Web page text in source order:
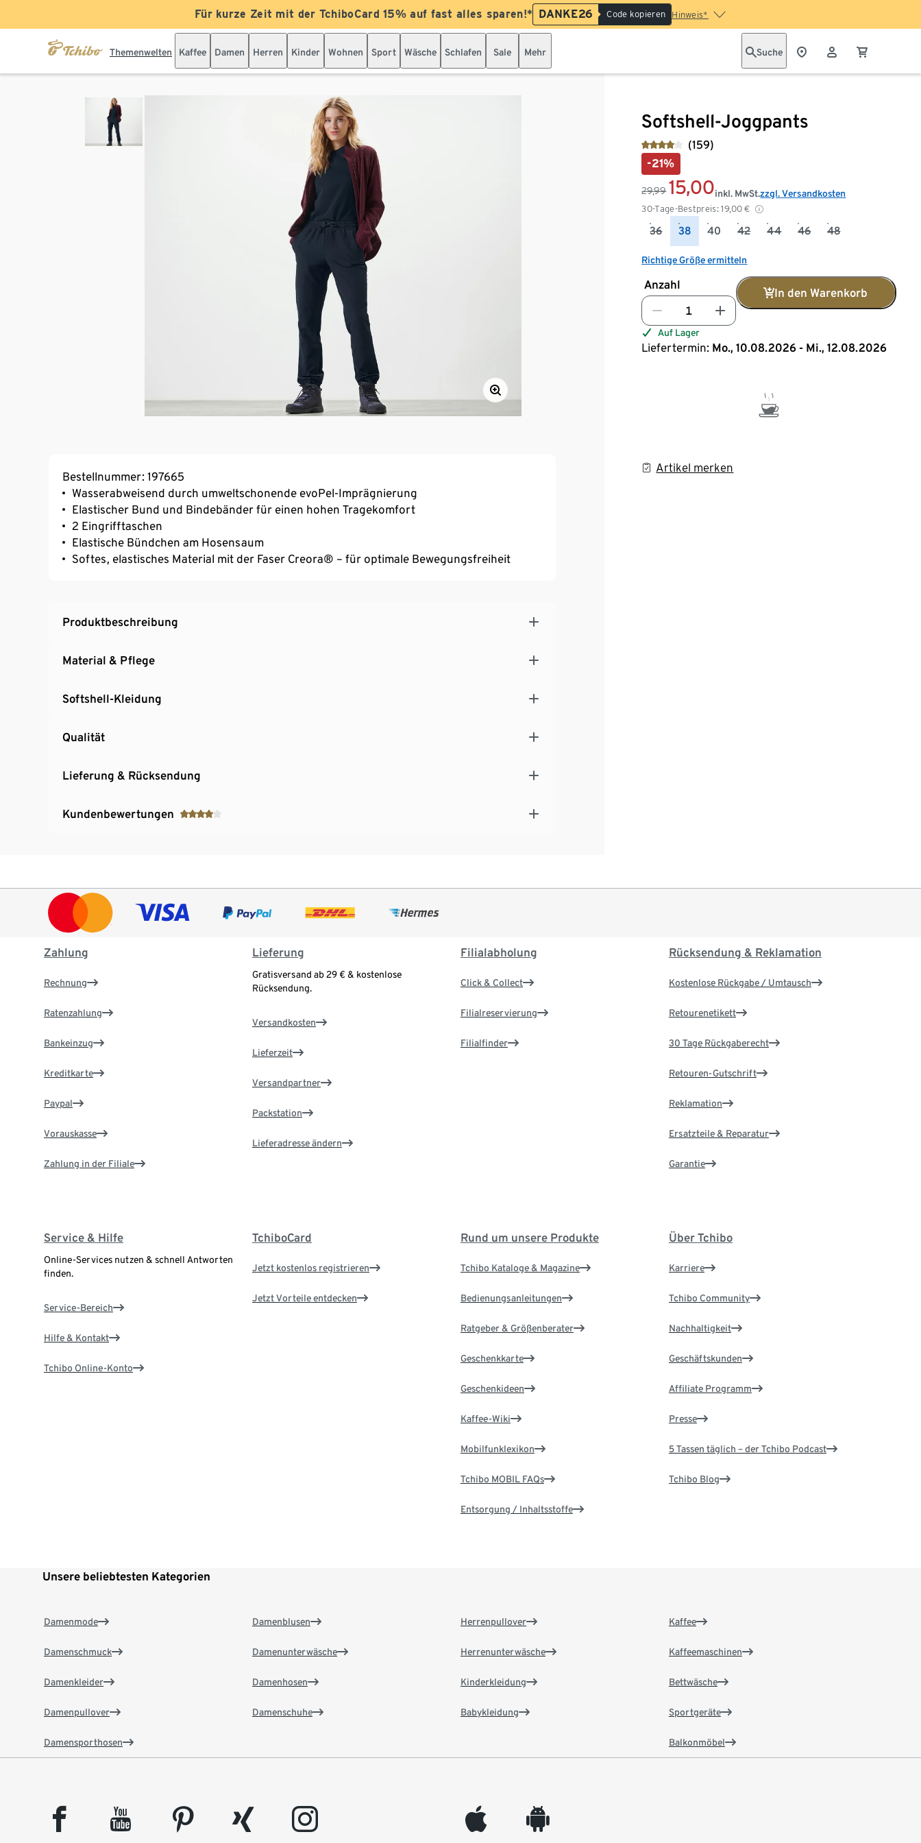
Für kurze Zeit mit der TchiboCard 15% auf fast alles sparen!* DANKE26 Code kopieren Hinweis*
Themenwelten Kaffee Damen Herren Kinder Wohnen Sport Wäsche Schlafen Sale Mehr Suche
Softshell-Joggpants
(159)
-21%
29,99 15,00
30-Tage-Bestpreis: 19,00 €
inkl. MwSt.zzgl. Versandkosten
36 38 40 42 44 46 48
Richtige Größe ermitteln
Anzahl
In den Warenkorb
Auf Lager
Liefertermin: Mo., 10.08.2026 - Mi., 12.08.2026
Artikel merken
Bestellnummer: 197665
Wasserabweisend durch umweltschonende evoPel-Imprägnierung
Elastischer Bund und Bindebänder für einen hohen Tragekomfort
2 Eingrifftaschen
Elastische Bündchen am Hosensaum
Softes, elastisches Material mit der Faser Creora® – für optimale Bewegungsfreiheit
Produktbeschreibung
Material & Pflege
Softshell-Kleidung
Qualität
Lieferung & Rücksendung
Kundenbewertungen
Zahlung
Rechnung
Ratenzahlung
Bankeinzug
Kreditkarte
Paypal
Vorauskasse
Zahlung in der Filiale
Lieferung
Gratisversand ab 29 € & kostenlose
Rücksendung.
Versandkosten
Lieferzeit
Versandpartner
Packstation
Lieferadresse ändern
Filialabholung
Click & Collect
Filialreservierung
Filialfinder
Rücksendung & Reklamation
Kostenlose Rückgabe / Umtausch
Retourenetikett
30 Tage Rückgaberecht
Retouren-Gutschrift
Reklamation
Ersatzteile & Reparatur
Garantie
Service & Hilfe
Online-Services nutzen & schnell Antworten
finden.
Service-Bereich
Hilfe & Kontakt
Tchibo Online-Konto
TchiboCard
Jetzt kostenlos registrieren
Jetzt Vorteile entdecken
Rund um unsere Produkte
Tchibo Kataloge & Magazine
Bedienungsanleitungen
Ratgeber & Größenberater
Geschenkkarte
Geschenkideen
Kaffee-Wiki
Mobilfunklexikon
Tchibo MOBIL FAQs
Entsorgung / Inhaltsstoffe
Über Tchibo
Karriere
Tchibo Community
Nachhaltigkeit
Geschäftskunden
Affiliate Programm
Presse
5 Tassen täglich – der Tchibo Podcast
Tchibo Blog
Unsere beliebtesten Kategorien
Damenmode
Damenschmuck
Damenkleider
Damenpullover
Damensporthosen
Damenblusen
Damenunterwäsche
Damenhosen
Damenschuhe
Herrenpullover
Herrenunterwäsche
Kinderkleidung
Babykleidung
Kaffee
Kaffeemaschinen
Bettwäsche
Sportgeräte
Balkonmöbel
facebook youtube pinterest xing instagram appleinc android